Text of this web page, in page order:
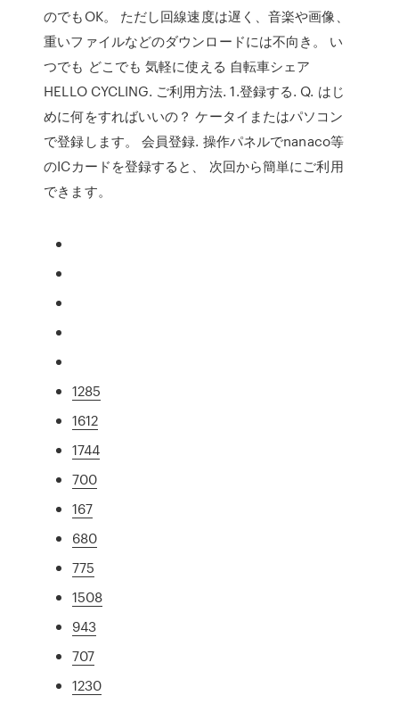
のでもOK。 ただし回線速度は遅く、音楽や画像、
重いファイルなどのダウンロードには不向き。 い
つでも どこでも 気軽に使える 自転車シェア
HELLO CYCLING. ご利用方法. 1.登録する. Q. はじ
めに何をすればいいの？ ケータイまたはパソコン
で登録します。 会員登録. 操作パネルでnanaco等
のICカードを登録すると、 次回から簡単にご利用
できます。
1285
1612
1744
700
167
680
775
1508
943
707
1230